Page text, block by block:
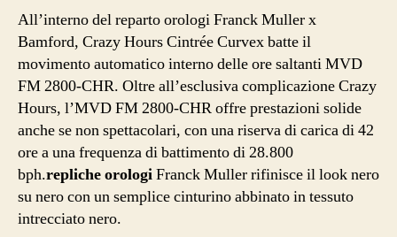
All’interno del reparto orologi Franck Muller x
Bamford, Crazy Hours Cintrée Curvex batte il
movimento automatico interno delle ore saltanti MVD
FM 2800-CHR. Oltre all’esclusiva complicazione Crazy
Hours, l’MVD FM 2800-CHR offre prestazioni solide
anche se non spettacolari, con una riserva di carica di 42
ore a una frequenza di battimento di 28.800
bph.repliche orologiFranck Muller rifinisce il look nero
su nero con un semplice cinturino abbinato in tessuto
intrecciato nero.